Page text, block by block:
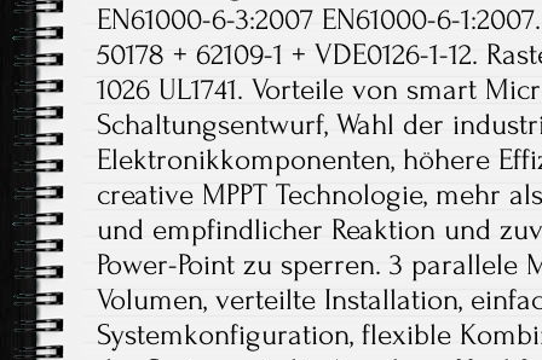
EN61000-6-3:2007 EN61000-6-
50178 + 62109-1 + VDE0126-1-12.
1026 UL1741. Vorteile von smart
Schaltungsentwurf, Wahl der
Elektronikkomponenten, höhere
creative MPPT Technologie, mehr
und empfindlicher Reaktion und
Power-Point zu sperren. 3 parallele
Volumen, verteilte Installation,
Systemkonfiguration, flexible